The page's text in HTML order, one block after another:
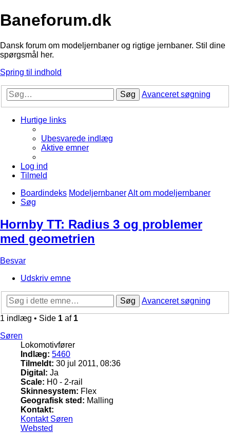
Baneforum.dk
Dansk forum om modeljernbaner og rigtige jernbaner. Stil dine
spørgsmål her.
Spring til indhold
Søg Avanceret søgning
Hurtige links
Ubesvarede indlæg
Aktive emner
Log ind
Tilmeld
Boardindeks ModeljernbanerAlt om modeljernbaner
Søg
Hornby TT: Radius 3 og problemer
med geometrien
Besvar
Udskriv emne
Søg
Avanceret søgning
1 indlæg • Side 1 af 1
Søren
Lokomotivfører
Indlæg: 5460
Tilmeldt: 30 jul 2011, 08:36
Digital: Ja
Scale: H0 - 2-rail
Skinnesystem: Flex
Geografisk sted: Malling
Kontakt:
Kontakt Søren
Websted